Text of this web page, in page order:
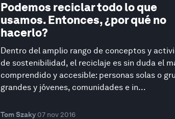
Podemos reciclar todo lo que
usamos. Entonces, ¿por qué no
hacerlo?
Dentro del amplio rango de conceptos y
de sostenibilidad, el reciclaje es sin duda el
comprendido y accesible: personas solas o
grandes y jóvenes, comunidades e in...
Tom Szaky 07 nov 2016